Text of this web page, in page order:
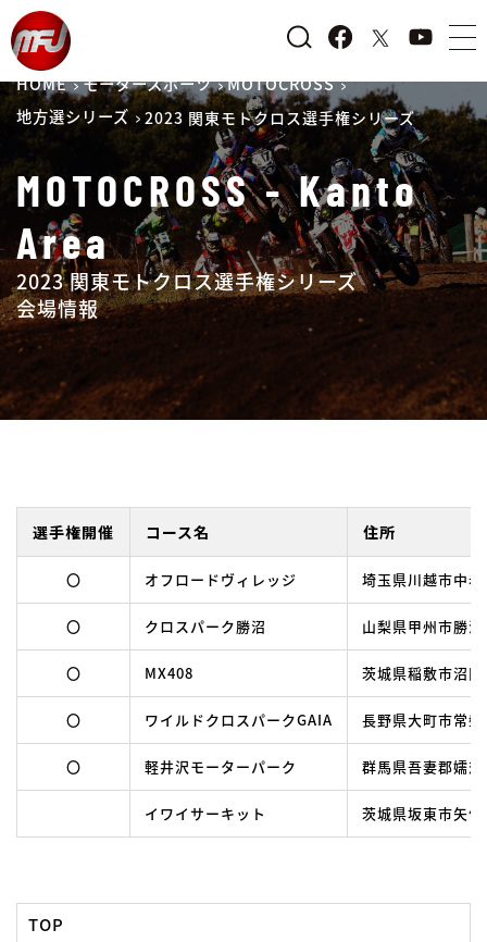
HOME モータースポーツ
MOTOCROSS
地方選シリーズ
2023 関東モトクロス選手権シリーズ
MOTOCROSS - Kanto
Area
2023 関東モトクロス選手権シリーズ
会場情報
選手権開催 コース名 住所
〇 オフロードヴィレッジ 埼玉県川越市中
〇 クロスパーク勝沼 山梨県甲州市勝
〇 MX408 茨城県稲敷市沼
〇 ワイルドクロスパークGAIA 長野県大町市常
〇 軽井沢モーターパーク 群馬県吾妻郡嬬
イワイサーキット 茨城県坂東市矢
TOP